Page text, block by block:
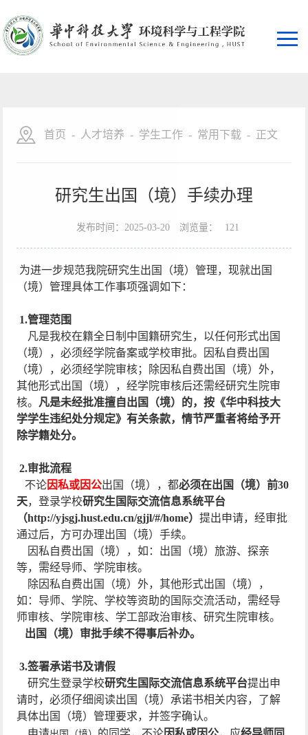
首页 - 人才培养 - 学生工作 - 常用下载 - 正文
研究生出国（境）手续办理
发布时间：2025-03-20 浏览量： 121
为进一步规范我院研究生出国（境）管理，现就出国
（境）管理具体工作事项强调如下：
1.管理范围
凡是我校在籍全日制中国籍研究生，以任何形式出国
（境），必须经学院备案或学校审批。因私自费出国
（境），必须经学院审核；除因私自费出国（境）外，
其他形式出国（境），经学院审核后还需经研究生院审
核。 凡是未经批准擅自出国（境）的，按《华中科技大
学学生违纪处分规定》有关条款，情节严重者将给予开
除学籍处分。
2.审批流程
不论因私或因公出国（境），都必须在出国（境）前30
天，登录学校研究生国际交流信息系统平台
（http://yjsgj.hust.edu.cn/gjjl/#/home）提出申请，经审批
通过后，方可办理出国（境）手续。
因私自费出国（境），如：出国（境）旅游、探亲
等， 需经导师、学院审核。
除因私自费出国（境）外，其他形式出国（境），
如：导师、学院、学校等资助的国际交流活动，需经导
师审核、学院审核、学工部政治审核、研究生院审核。
出国（境）审批手续不得事后补办。
3.签署承诺书及请假
研究生登录学校研究生国际交流信息系统平台提出申
请时，必须仔细阅读出国（境）承诺书相关内容，了解
具体出国（境）管理要求，并签字确认。